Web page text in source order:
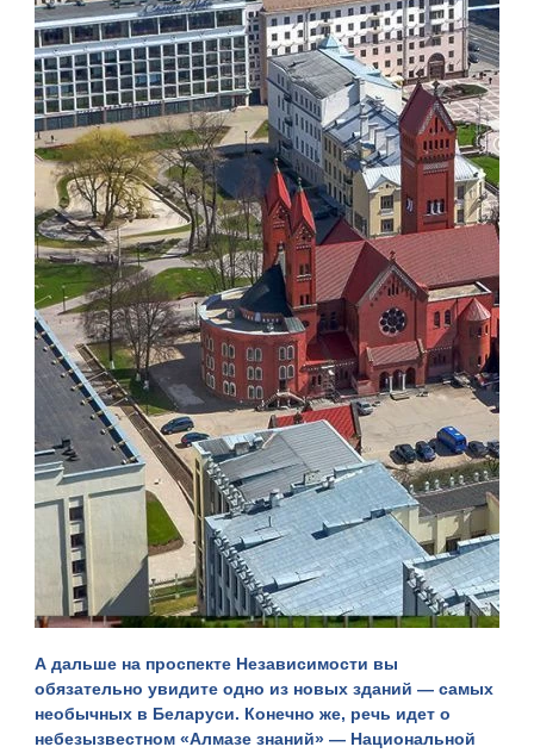
А дальше на проспекте Независимости вы
обязательно увидите одно из новых зданий — самых
необычных в Беларуси. Конечно же, речь идет о
небезызвестном «Алмазе знаний» — Национальной